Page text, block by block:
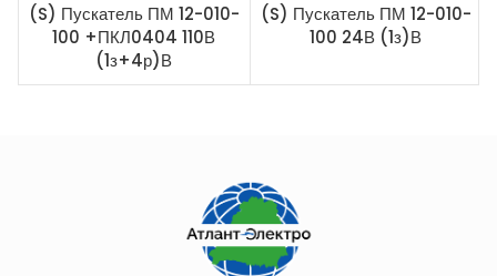
(S) Пускатель ПМ 12-010-
100 +ПКЛ0404 110В
(1з+4р)В
(S) Пускатель ПМ 12-010-
100 24В (1з)В